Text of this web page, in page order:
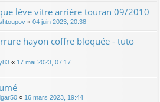
lève vitre arrière touran 09/2010
« 04 juin 2023, 20:38
hayon coffre bloquée - tuto
« 17 mai 2023, 07:17
« 16 mars 2023, 19:44